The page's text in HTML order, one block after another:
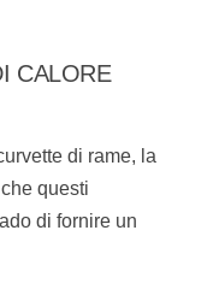
CALORE
di rame, la
questi
di fornire un